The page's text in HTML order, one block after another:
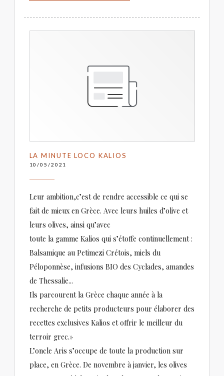
LA MINUTE LOCO KALIOS
10/05/2021
Leur ambition,c’est de rendre accessible ce qui se
fait de mieux en Grèce. Avec leurs huiles d’olive et
leurs olives, ainsi qu’avec
toute la gamme Kalios qui s’étoffe continuellement :
Balsamique au Petimezi Crétois, miels du
Péloponnèse, infusions BIO des Cyclades, amandes
de Thessalie...
Ils parcourent la Grèce chaque année à la
recherche de petits producteurs pour élaborer des
recettes exclusives Kalios et offrir le meilleur du
terroir grec.»
L’oncle Aris s’occupe de toute la production sur
place, en Grèce. De novembre à janvier, les olives